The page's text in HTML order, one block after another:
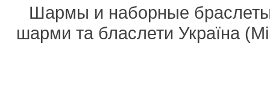
Шармы и наборные
шарми та бласлети Україна